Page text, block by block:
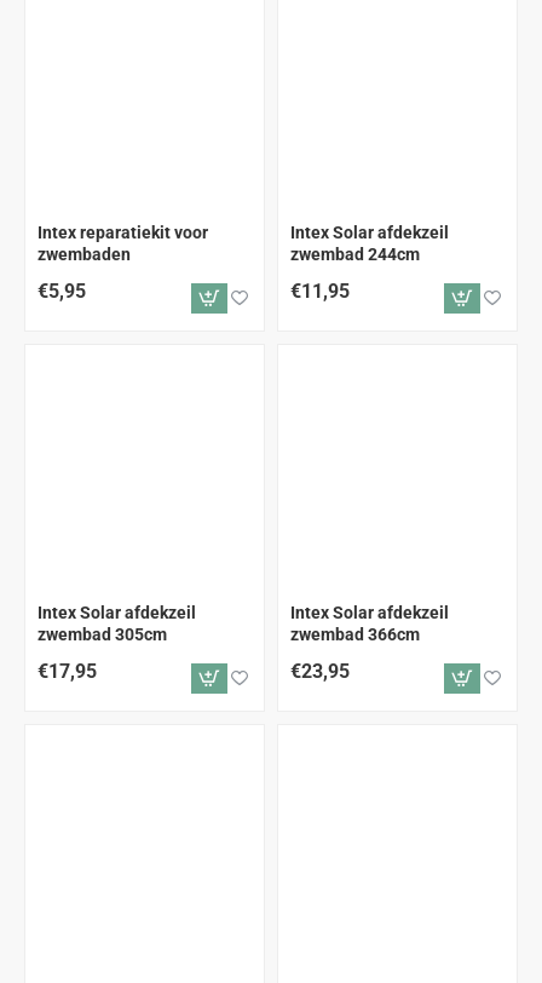
Intex reparatiekit voor
zwembaden
€5,95
Intex Solar afdekzeil
zwembad 244cm
€11,95
Intex Solar afdekzeil
zwembad 305cm
€17,95
Intex Solar afdekzeil
zwembad 366cm
€23,95